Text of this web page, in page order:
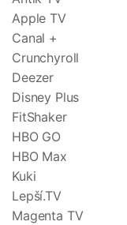
Apple TV
Canal +
Crunchyroll
Deezer
Disney Plus
FitShaker
HBO GO
HBO Max
Kuki
Lepší.TV
Magenta TV